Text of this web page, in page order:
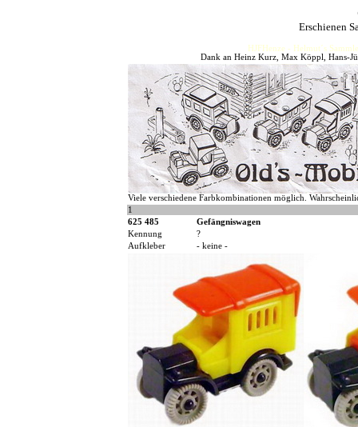
Erschienen
HJFHenze - Helmut´s
Dank an Heinz Kurz, Max Köppl, Hans-
Viele verschiedene Farbkombinationen möglich.
1
625 485
Gefängniswagen
Kennung
?
Aufkleber
- keine -